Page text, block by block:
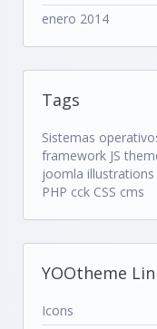
enero 2014
Tags
Sistemas
framework JS
joomla illustrations
PHP cck CSS cms
YOOtheme
Icons